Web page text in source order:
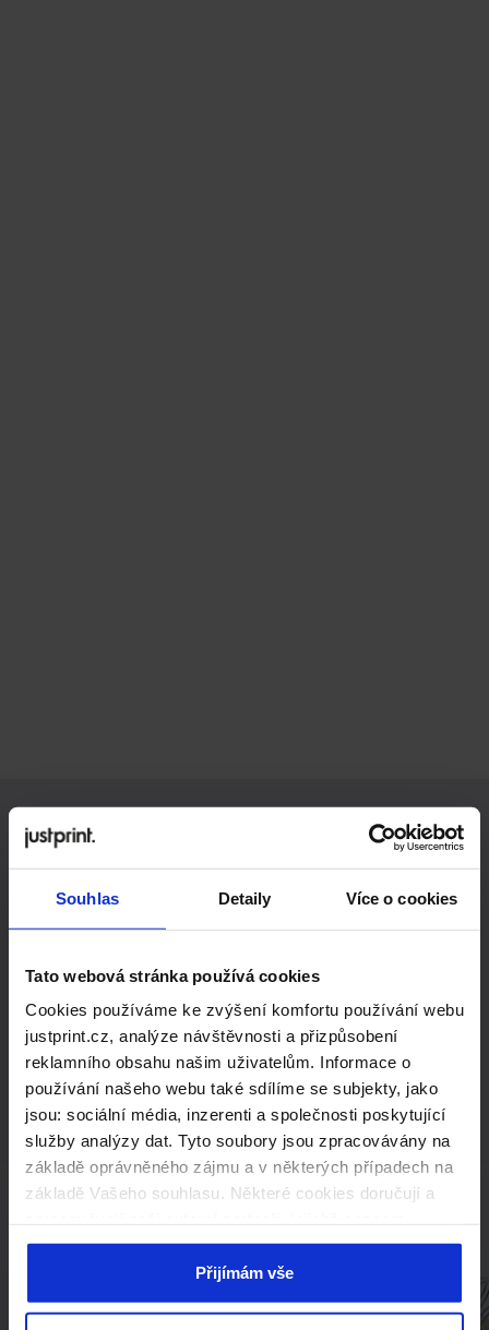
Souhlas Detaily Více o cookies
Tato webová stránka používá cookies
Cookies používáme ke zvýšení komfortu používání webu
justprint.cz, analýze návštěvnosti a přizpůsobení
reklamního obsahu našim uživatelům. Informace o
používání našeho webu také sdílíme se subjekty, jako
jsou: sociální média, inzerenti a společnosti poskytující
služby analýzy dat. Tyto soubory jsou zpracovávány na
základě oprávněného zájmu a v některých případech na
základě Vašeho souhlasu. Některé cookies doručují a
naleznete níže. Kliknutím na „Přijímám vše“ souhlasíte s
naším používáním všech výše uvedených typů souborů
cookie (cookies). Pokud kliknete na tlačítko „Odmítám
Přijímám vše
Hledáte
řešení
na míru?
Kontaktujte nás s poptávkou na
produkty mimo standardní nabídku.
Rádi vám připravíme individuální
kalkulaci.
Kontaktujte nás